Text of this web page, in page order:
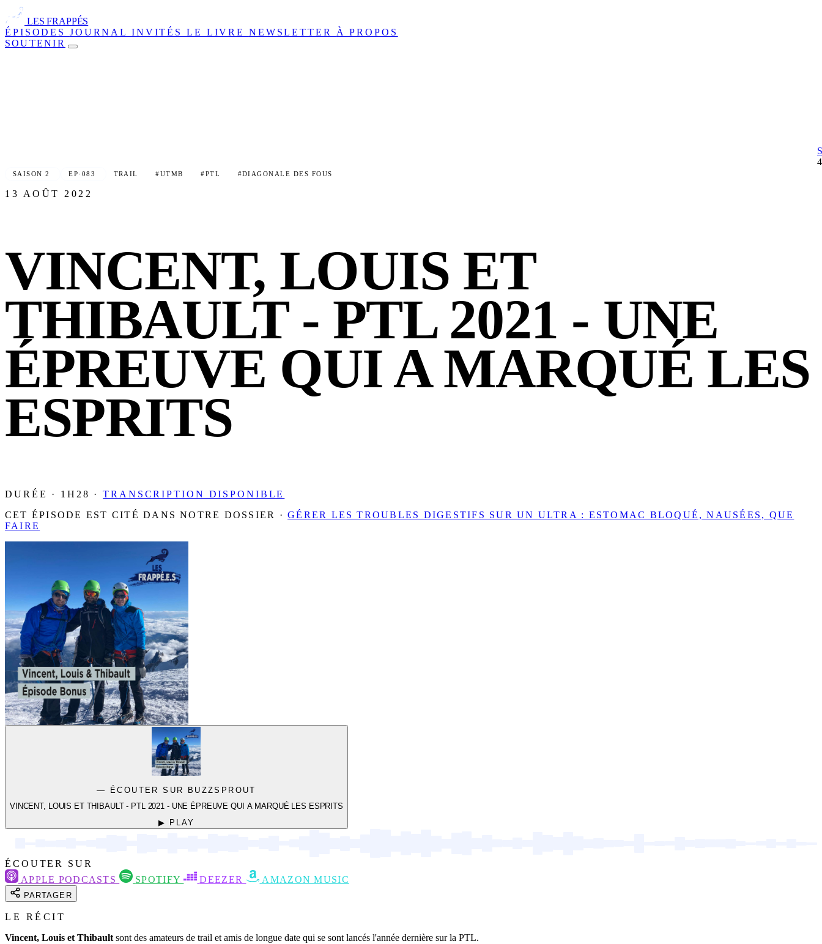
LES FRAPPÉS
ÉPISODES JOURNAL INVITÉSLE LIVRE NEWSLETTER À PROPOS
SOUTENIR
SAISON 2 EP·083 TRAIL #UTMB #PTL #DIAGONALE DES FOUS
13 AOÛT 2022
VINCENT, LOUIS ET
THIBAULT - PTL 2021 - UNE
ÉPREUVE QUI A MARQUÉ LES
ESPRITS
DURÉE · 1H28 ·TRANSCRIPTION DISPONIBLE
CET ÉPISODE EST CITÉ DANS NOTRE DOSSIER ·GÉRER LES TROUBLES DIGESTIFS SUR UN ULTRA : ESTOMAC BLOQUÉ, NAUSÉES, QUE
FAIRE
— ÉCOUTER SUR BUZZSPROUT
VINCENT, LOUIS ET THIBAULT - PTL 2021 - UNE ÉPREUVE QUI A MARQUÉ LES ESPRITS
▶ PLAY
ÉCOUTER SUR
APPLE PODCASTS
SPOTIFY DEEZER AMAZON MUSIC
PARTAGER
LE RÉCIT
Vincent, Louis et Thibault sont des amateurs de trail et amis de longue date qui se sont lancés l'année dernière sur la PTL.